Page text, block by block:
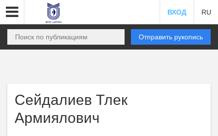
ВХОД RU
Отправить рукопись
Сейдалиев Тлек
Армиялович